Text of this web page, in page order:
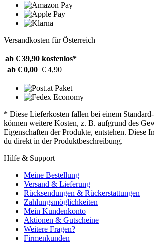
Versandkosten für Österreich
ab € 39,90 kostenlos*
ab € 0,00 € 4,90
* Diese Lieferkosten fallen bei einem
können weitere Kosten, z. B. aufgrund des
Eigenschaften der Produkte, entstehen. Diese
du direkt in der Produktbeschreibung.
Hilfe & Support
Meine Bestellung
Versand & Lieferung
Rücksendungen & Rückerstattungen
Zahlungsmöglichkeiten
Mein Kundenkonto
Aktionen & Gutscheine
Weitere Fragen?
Firmenkunden